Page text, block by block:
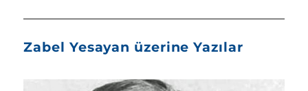
Zabel Yesayan üzerine Yazılar